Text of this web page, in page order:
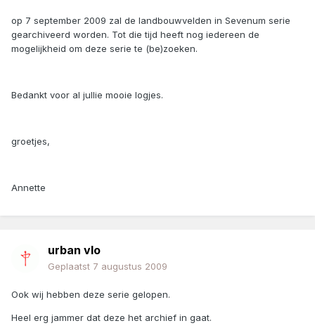
op 7 september 2009 zal de landbouwvelden in Sevenum serie
gearchiveerd worden. Tot die tijd heeft nog iedereen de
mogelijkheid om deze serie te (be)zoeken.
Bedankt voor al jullie mooie logjes.
groetjes,
Annette
urban vlo
Geplaatst 7 augustus 2009
Ook wij hebben deze serie gelopen.
Heel erg jammer dat deze het archief in gaat.